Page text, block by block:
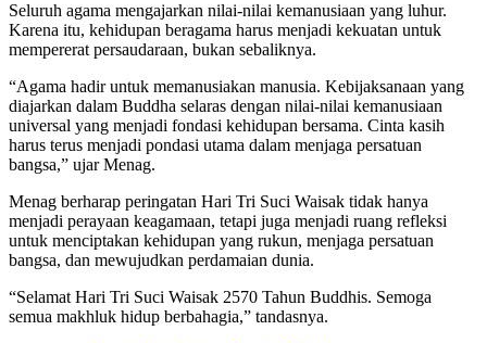
Seluruh agama mengajarkan nilai-nilai kemanusiaan yang luhur.
Karena itu, kehidupan beragama harus menjadi kekuatan untuk
mempererat persaudaraan, bukan sebaliknya.
“Agama hadir untuk memanusiakan manusia. Kebijaksanaan yang
diajarkan dalam Buddha selaras dengan nilai-nilai kemanusiaan
universal yang menjadi fondasi kehidupan bersama. Cinta kasih
harus terus menjadi pondasi utama dalam menjaga persatuan
bangsa,” ujar Menag.
Menag berharap peringatan Hari Tri Suci Waisak tidak hanya
menjadi perayaan keagamaan, tetapi juga menjadi ruang refleksi
untuk menciptakan kehidupan yang rukun, menjaga persatuan
bangsa, dan mewujudkan perdamaian dunia.
“Selamat Hari Tri Suci Waisak 2570 Tahun Buddhis. Semoga
semua makhluk hidup berbahagia,” tandasnya.